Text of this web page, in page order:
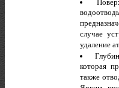
случае
удаление
которая
также